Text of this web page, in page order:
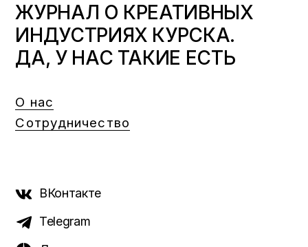
ЖУРНАЛ О КРЕАТИВНЫХ
ИНДУСТРИЯХ КУРСКА.
ДА, У НАС ТАКИЕ ЕСТЬ
О нас
Сотрудничество
ВКонтакте
Telegram